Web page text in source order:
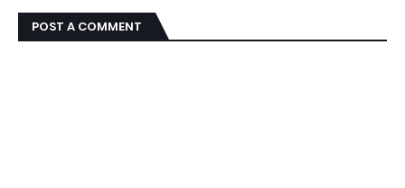
POST A COMMENT